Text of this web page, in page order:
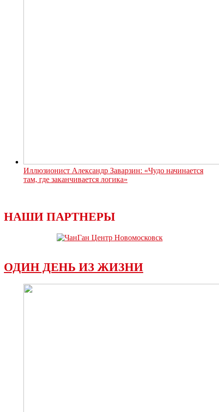
Иллюзионист Александр Заварзин: «Чудо начинается
там, где заканчивается логика»
НАШИ ПАРТНЕРЫ
ОДИН ДЕНЬ ИЗ ЖИЗНИ